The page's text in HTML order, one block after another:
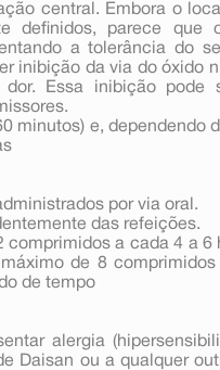
central. Embora o
definidos, parece que
a tolerância do
inibição da via do óxido
Essa inibição pode
minutos) e, dependendo
por via oral.
das refeições.
comprimidos a cada 4 a 6
de 8
de tempo
alergia
Daisan ou a qualquer